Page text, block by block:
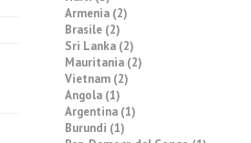
Armenia (2)
Brasile (2)
Sri Lanka (2)
Mauritania (2)
Vietnam (2)
Angola (1)
Argentina (1)
Burundi (1)